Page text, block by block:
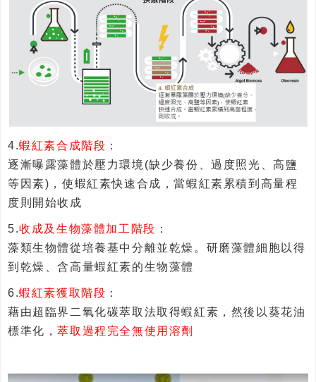
4.蝦紅素合成階段 ：
逐漸曝露藻體於壓力環境(缺少養份、過度照光、高鹽
等因素)，使蝦紅素快速合成，當蝦紅素累積到高量程
度則開始收成
5.收成及生物藻體加工階段 ：
藻類生物體從培養基中分離並乾燥。研磨藻體細胞以得
到乾燥、含高量蝦紅素的生物藻體
6.蝦紅素獲取階段 ：
藉由超臨界二氧化碳萃取法取得蝦紅素，然後以葵花油
標準化，萃取過程完全無使用溶劑